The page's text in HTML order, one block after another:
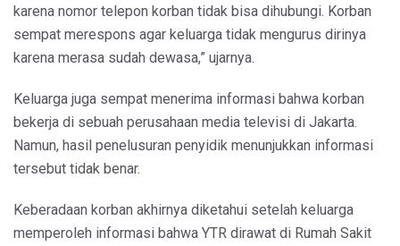
karena nomor telepon korban tidak bisa dihubungi. Korban
sempat merespons agar keluarga tidak mengurus dirinya
karena merasa sudah dewasa,” ujarnya.
Keluarga juga sempat menerima informasi bahwa korban
bekerja di sebuah perusahaan media televisi di Jakarta.
Namun, hasil penelusuran penyidik menunjukkan informasi
tersebut tidak benar.
Keberadaan korban akhirnya diketahui setelah keluarga
memperoleh informasi bahwa YTR dirawat di Rumah Sakit